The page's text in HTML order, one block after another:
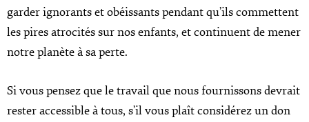
garder ignorants et obéissants pendant qu’ils commettent
les pires atrocités sur nos enfants, et continuent de mener
notre planète à sa perte.
Si vous pensez que le travail que nous fournissons devrait
rester accessible à tous, s’il vous plaît considérez un don